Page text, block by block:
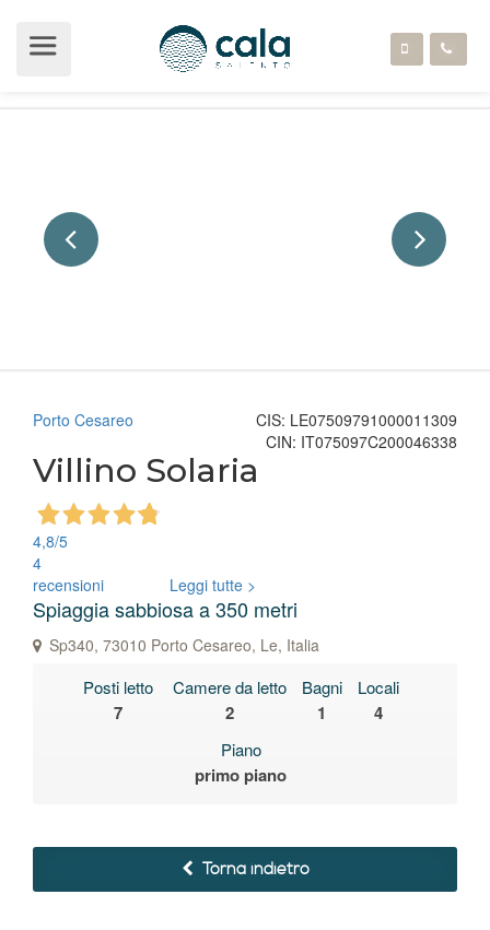
Porto Cesareo
CIS: LE07509791000011309
CIN: IT075097C200046338
Villino Solaria
4,8/5
4
recensioni
Leggi tutte >
Spiaggia sabbiosa a 350 metri
Sp340, 73010 Porto Cesareo, Le, Italia
Posti letto
7
Camere da letto
2
Bagni
1
Locali
4
Piano
primo piano
Torna indietro